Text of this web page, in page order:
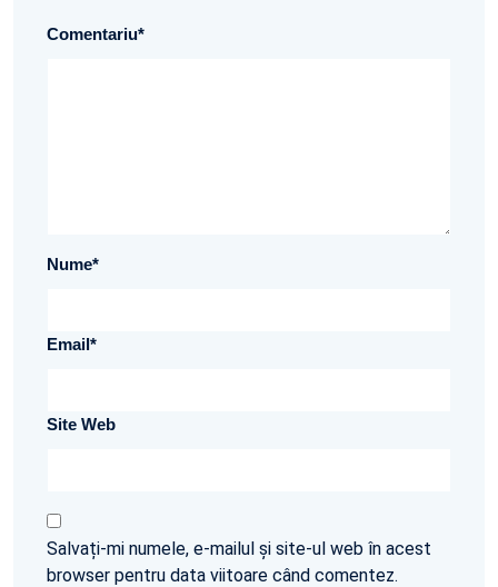
Comentariu*
Nume*
Email*
Site Web
Salvați-mi numele, e-mailul și site-ul web în acest
browser pentru data viitoare când comentez.